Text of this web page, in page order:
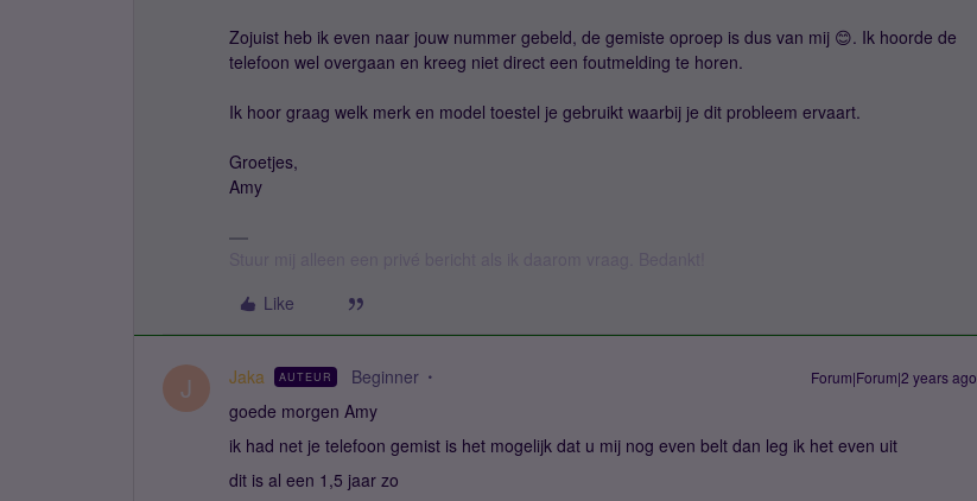
Zojuist heb ik even naar jouw nummer gebeld, de gemiste oproep is dus van mij 😊. Ik hoorde de
telefoon wel overgaan en kreeg niet direct een foutmelding te horen.
Ik hoor graag welk merk en model toestel je gebruikt waarbij je dit probleem ervaart.
Groetjes,
Amy
Like
J Jaka AUTEUR Beginner Forum|Forum|2 years ago
goede morgen Amy
ik had net je telefoon gemist is het mogelijk dat u mij nog even belt dan leg ik het even uit
dit is al een 1,5 jaar zo